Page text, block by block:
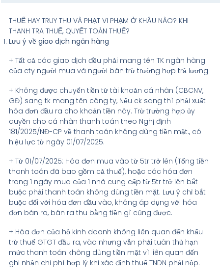
THUẾ HAY TRUY THU VÀ PHẠT VI PHẠM Ở KHÂU NÀO? KHI
THANH TRA THUẾ, QUYẾT TOÁN THUẾ?
Lưu ý về giao dịch ngân hàng
+ Tất cả các giao dịch đều phải mang tên TK ngân hàng
của cty người mua và người bán trừ trường hợp trả lương
+ Không được chuyển tiền từ tài khoản cá nhân (CBCNV,
GĐ) sang tk mang tên công ty, Nếu ck sang thì phải xuất
hóa đơn đầu ra cho khoản tiền này. Trừ trường hợp ủy
quyền cho cá nhân thanh toán theo Nghị định
181/2025/NĐ-CP về thanh toán không dùng tiền mặt., có
hiệu lực từ ngày 01/07/2025.
+ Từ 01/07/2025: Hóa đơn mua vào từ 5tr trở lên (Tổng tiền
thanh toán đã bao gồm cả thuế), hoặc các hóa đơn
trong 1 ngày mua của 1 nhà cung cấp từ 5tr trở lên bắt
buộc phải thanh toán không dùng tiền mặt. Lưu ý chỉ bắt
buộc đối với hóa đơn đầu vào, không áp dụng với hóa
đơn bán ra, bán ra thu bằng tiền gì cũng được.
+ Hóa đơn của hộ kinh doanh không liên quan đến khấu
trừ thuế GTGT đầu ra, vào nhưng vẫn phải tuân thủ hạn
mức thanh toán không dùng tiền mặt vì liên quan đến
ghi nhận chi phí hợp lý khi xác định thuế TNDN phải nộp.